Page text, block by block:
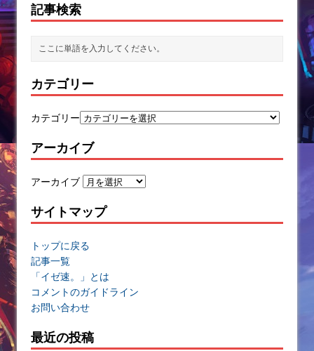
記事検索
カテゴリー
カテゴリー
アーカイブ
アーカイブ
サイトマップ
トップに戻る
記事一覧
「イゼ速。」とは
コメントのガイドライン
お問い合わせ
最近の投稿